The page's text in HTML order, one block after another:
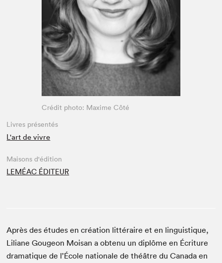
Espace enseignant·e·s
Espace pro
Crédit photo: Maxime Côté
Livres présentés
L'art de vivre
Maisons d'édition
LEMÉAC ÉDITEUR
Après des études en création littéraire et en linguistique,
Liliane Gougeon Moisan a obtenu un diplôme en Écriture
dramatique de l’École nationale de théâtre du Canada en